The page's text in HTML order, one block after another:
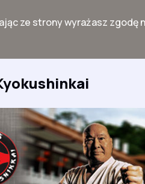
ze strony wyrażasz zgodę